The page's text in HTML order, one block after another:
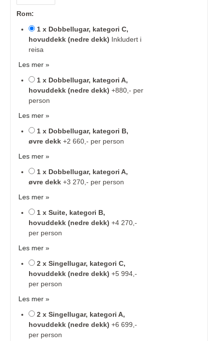
Rom:
1 x Dobbellugar, kategori C,
hovuddekk (nedre dekk) Inkludert i
reisa
Les mer »
1 x Dobbellugar, kategori A,
hovuddekk (nedre dekk) +880,- per
person
Les mer »
1 x Dobbellugar, kategori B,
øvre dekk +2 660,- per person
Les mer »
1 x Dobbellugar, kategori A,
øvre dekk +3 270,- per person
Les mer »
1 x Suite, kategori B,
hovuddekk (nedre dekk) +4 270,-
per person
Les mer »
2 x Singellugar, kategori C,
hovuddekk (nedre dekk) +5 994,-
per person
Les mer »
2 x Singellugar, kategori A,
hovuddekk (nedre dekk) +6 699,-
per person